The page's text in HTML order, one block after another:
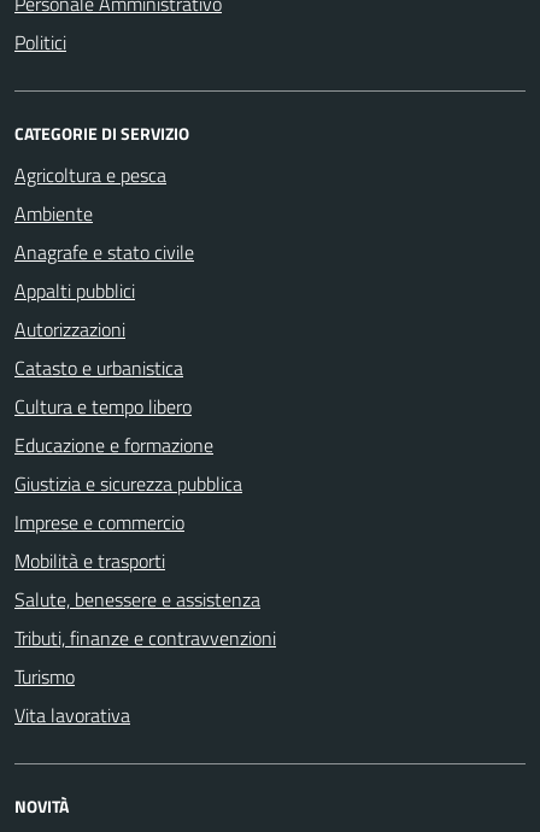
Politici
CATEGORIE DI SERVIZIO
Agricoltura e pesca
Ambiente
Anagrafe e stato civile
Appalti pubblici
Autorizzazioni
Catasto e urbanistica
Cultura e tempo libero
Educazione e formazione
Giustizia e sicurezza pubblica
Imprese e commercio
Mobilità e trasporti
Salute, benessere e assistenza
Tributi, finanze e contravvenzioni
Turismo
Vita lavorativa
NOVITÀ